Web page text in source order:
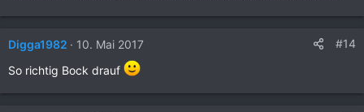
Digga1982 10. Mai 2017
#14
So richtig Bock drauf